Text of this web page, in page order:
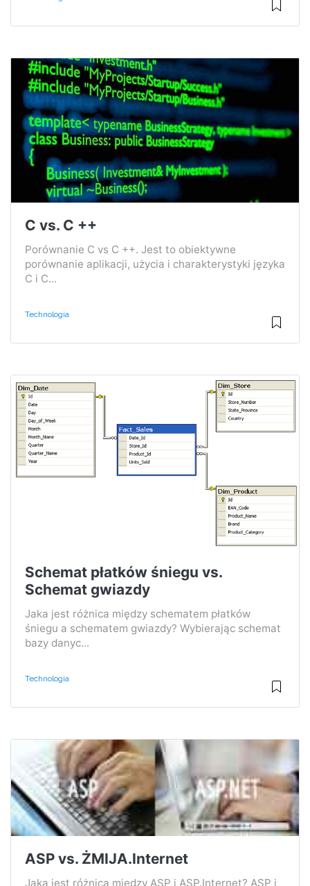
C vs. C ++
Porównanie C vs C ++. Jest to obiektywne
porównanie aplikacji, użycia i charakterystyki języka
C i C...
Technologia
Schemat płatków śniegu vs.
Schemat gwiazdy
Jaka jest różnica między schematem płatków
śniegu a schematem gwiazdy? Wybierając schemat
bazy danyc...
Technologia
ASP vs. ŻMIJA.Internet
Jaka jest różnica między ASP i ASP.Internet? ASP i